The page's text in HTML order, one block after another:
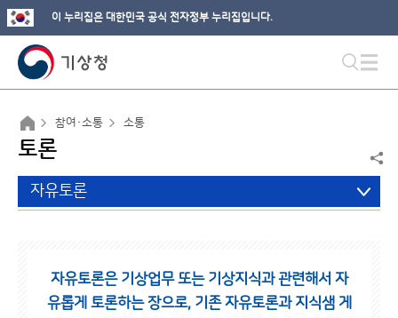
이 누리집은 대한민국 공식 전자정부 누리집입니다.
참여·소통 소통
토론
자유토론
자유토론은 기상업무 또는 기상지식과 관련해서 자
유롭게 토론하는 장으로, 기존 자유토론과 지식샘 게